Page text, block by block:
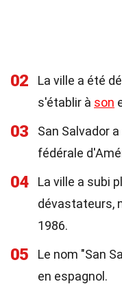
02
La ville a été
s'établir à son
03
San Salvador
fédérale
04
La ville a subi
dévastateurs,
1986.
05
Le nom "San
en espagnol.